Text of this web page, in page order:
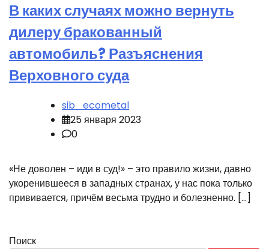
В каких случаях можно вернуть
дилеру бракованный
автомобиль? Разъяснения
Верховного суда
sib_ecometal
25 января 2023
0
«Не доволен – иди в суд!» – это правило жизни, давно
укоренившееся в западных странах, у нас пока только
прививается, причём весьма трудно и болезненно. […]
Поиск